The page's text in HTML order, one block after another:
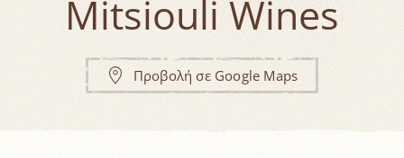
Mitsiouli Wines
Προβολή σε Google Maps